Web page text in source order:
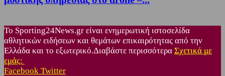
Το Sporting24News.gr είναι ενημερωτική ιστοσελίδα
αθλητικών ειδήσεων και θεμάτων επικαιρότητας από την
Ελλάδα και το εξωτερικό.Διαβάστε περισσότερα Σχετικά με
εμάς:
Facebook Twitter